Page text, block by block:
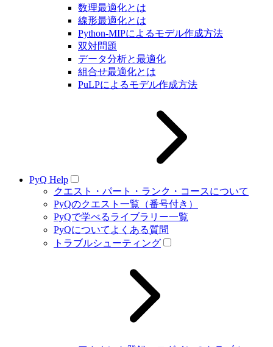
数理最適化とは
線形最適化とは
Python-MIPによるモデル作成方法
双対問題
データ分析と最適化
組合せ最適化とは
PuLPによるモデル作成方法
PyQ Help
クエスト・パート・ランク・コースについて
PyQのクエスト一覧（番号付き）
PyQで学べるライブラリー一覧
PyQについてよくある質問
トラブルシューティング